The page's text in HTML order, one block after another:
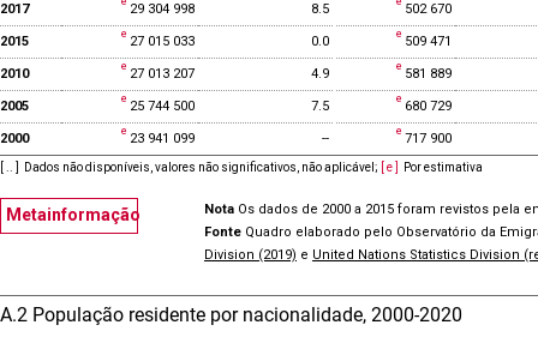
2017 29 304 998 8.5 502 670
2015 27 015 033 0.0 509 471
2010 27 013 207 4.9 581 889
2005 25 744 500 7.5 680 729
2000 23 941 099 -- 717 900
Dados não disponíveis, valores não significativos, não aplicável ; [ e ] Por estimativa
Metainformação Nota Os dados de 2000 a 2015 foram revistos pela
Fonte Quadro elaborado pelo Observatório da
Division (2019) e United Nations Statistics Division
A.2 População residente por nacionalidade, 2000-2020